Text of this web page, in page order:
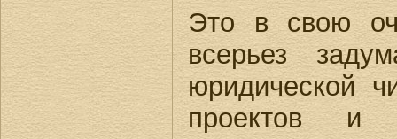
Это в свою
всерьез
юридической
проектов и